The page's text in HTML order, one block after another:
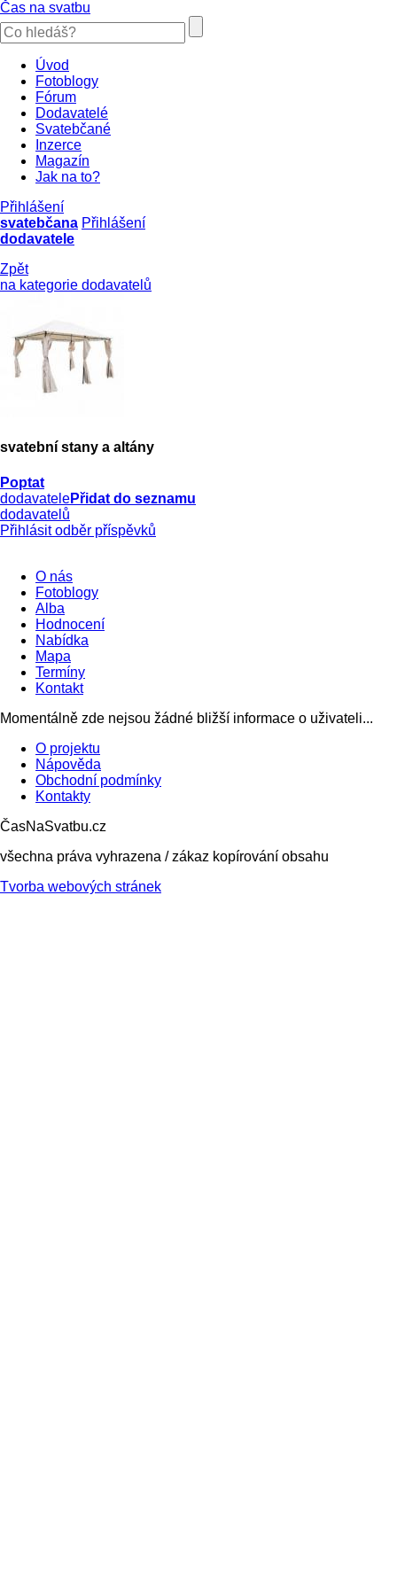
Čas na svatbu
Úvod
Fotoblogy
Fórum
Dodavatelé
Svatebčané
Inzerce
Magazín
Jak na to?
Přihlášení
svatebčana Přihlášení
dodavatele
Zpět
na kategorie dodavatelů
svatební stany a altány
Poptat
dodavatelePřidat do seznamu
dodavatelů
Přihlásit odběr příspěvků
O nás
Fotoblogy
Alba
Hodnocení
Nabídka
Mapa
Termíny
Kontakt
Momentálně zde nejsou žádné bližší informace o uživateli...
O projektu
Nápověda
Obchodní podmínky
Kontakty
ČasNaSvatbu.cz
všechna práva vyhrazena / zákaz kopírování obsahu
Tvorba webových stránek